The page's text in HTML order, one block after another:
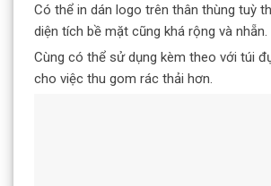
Có thể in dán logo trên thân thùng tuỳ
diện tích bề mặt cũng khá rộng và nhẵn.
Cùng có thể sử dụng kèm theo với túi
cho việc thu gom rác thải hơn.